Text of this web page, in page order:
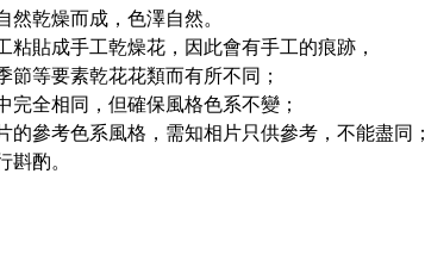
然乾燥而成，色澤自然。
粘貼成手工乾燥花，因此會有手工的痕跡，
節等要素乾花花類而有所不同；
完全相同，但確保風格色系不變；
的參考色系風格，需知相片只供參考，不能盡同；
斟酌。